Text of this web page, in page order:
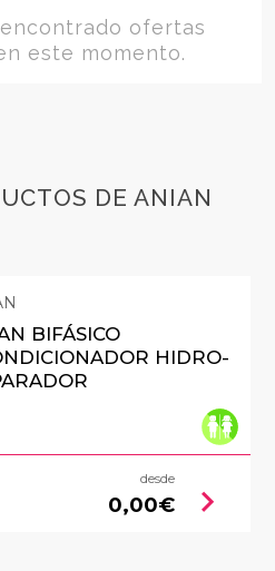
ofertas
este momento.
DE ANIAN
BIFÁSICO
HIDRO-
desde
0,00€ chevron_right